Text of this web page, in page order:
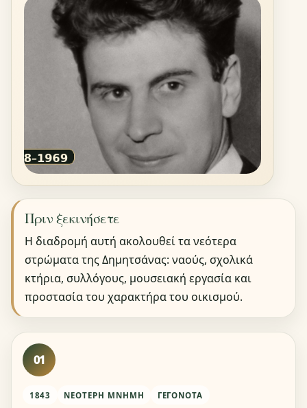
Πριν ξεκινήσετε
Η διαδρομή αυτή ακολουθεί τα νεότερα
στρώματα της Δημητσάνας: ναούς, σχολικά
κτήρια, συλλόγους, μουσειακή εργασία και
προστασία του χαρακτήρα του οικισμού.
01
1843 ΝΕΌΤΕΡΗ ΜΝΉΜΗ ΓΕΓΟΝΌΤΑ